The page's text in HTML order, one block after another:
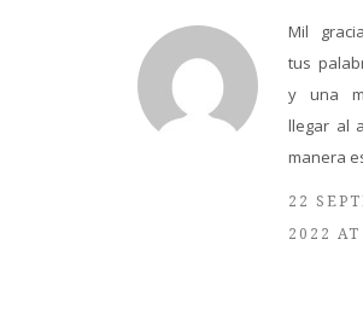
Mil
tus
y una
llegar al
manera
22
2022